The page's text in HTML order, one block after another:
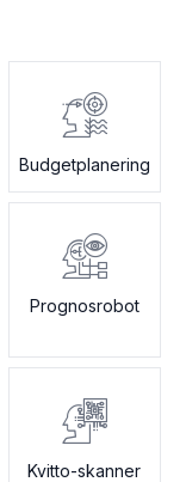
Budgetplanering
Prognosrobot
Kvitto-skanner